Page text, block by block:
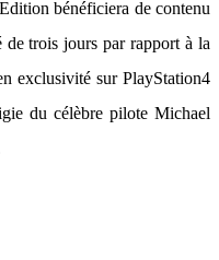
bénéficiera de contenu
de trois jours par rapport à la
exclusivité sur PlayStation4
du célèbre pilote Michael